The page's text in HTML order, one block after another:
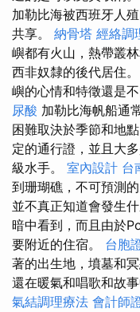
加勒比海被西班牙人
共享。 納骨塔 經絡調
嶼都有火山，熱帶叢
西非奴隸的後代居住。
嶼的心情和特徵還是
尿酸 加勒比海帆船通
困難取決於季節和地點
定的通行證，並且大
級水手。 室內設計 台
到珊瑚礁，不可預測
並不真正知道會發生
暗中看到，而且由於
要附近的住宿。 台胞
著的出生地，墳墓和冥
還在暖氣和唱歌和故事
氣結調理療法 會計師